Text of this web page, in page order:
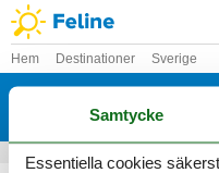
Hem Destinationer Sverige
Stuga Vänern
Här hittar du det största
Samtycke
Essentiella cookies